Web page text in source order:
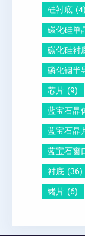
硅衬底 (4)
碳化硅单
碳化硅衬
磷化铟半
芯片 (9)
蓝宝石晶
蓝宝石晶
蓝宝石窗
衬底 (36)
锗片 (6)